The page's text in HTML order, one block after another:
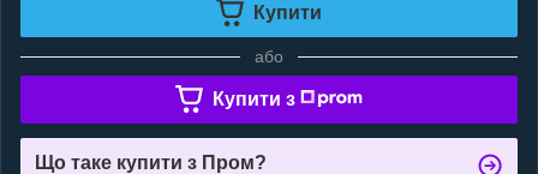
Купити
або
Купити з
Що таке купити з Пром?